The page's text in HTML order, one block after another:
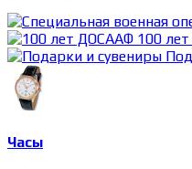
100
Часы